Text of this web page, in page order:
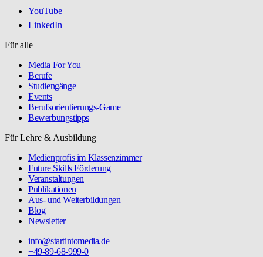
YouTube
LinkedIn
Für alle
Media For You
Berufe
Studiengänge
Events
Berufsorientierungs-Game
Bewerbungstipps
Für Lehre & Ausbildung
Medienprofis im Klassenzimmer
Future Skills Förderung
Veranstaltungen
Publikationen
Aus- und Weiterbildungen
Blog
Newsletter
info@startintomedia.de
+49-89-68-999-0